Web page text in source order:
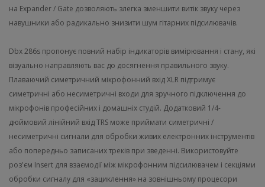
на Expander / Gate дозволяють злегка зменшити витік звуку через
навушники або радикально знизити шум гітарних підсилювачів.
Dbx 286s пропонує повний набір індикаторів вимірювання і стану, які
візуально направляють вас до досягнення правильного звуку.
Плаваючий симетричний мікрофонний вхід XLR підтримує
симетричні або несиметричні входи для зручного підключення до
мікрофонів професійних і домашніх студій. Додатковий 1/4-
дюймовий лінійний вхід TRS може приймати симетричні /
несиметричні сигнали для обробки живих електронних інструментів
або попередньо записаних треків при зведенні. Використовуйте
роз'єм Insert для взаємодії між мікрофонним підсилювачем і секціями
обробки сигналу для «зациклення» на зовнішньому процесори